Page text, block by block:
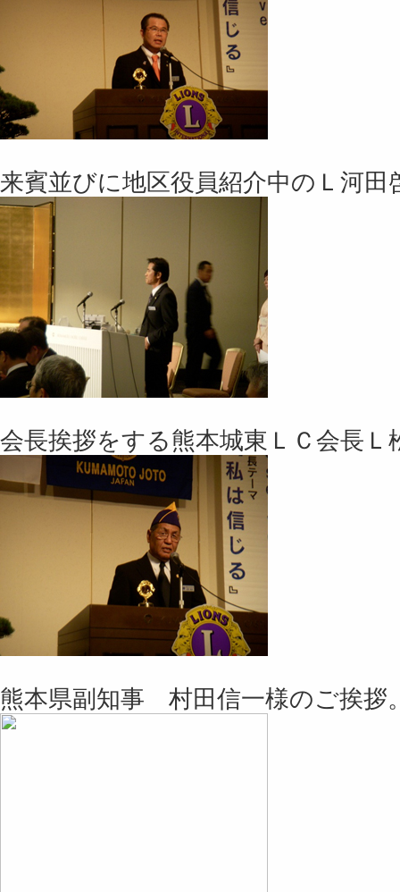
来賓並びに地区役員紹介中のＬ河田
会長挨拶をする熊本城東ＬＣ会長Ｌ
熊本県副知事 村田信一様のご挨拶